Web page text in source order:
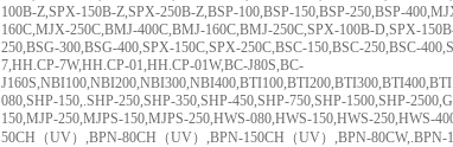
100B-Z,SPX-150B-Z,SPX-250B-Z,BSP-100,BSP-150,BSP-250,BSP-
160C,MJX-250C,BMJ-400C,BMJ-160C,BMJ-250C,SPX-100B-D,SPX-
250,BSG-300,BSG-400,SPX-150C,SPX-250C,BSC-150,BSC-250,BSC-
7,HH.CP-7W,HH.CP-01,HH.CP-01W,BC-J80S,BC-
080,SHP-150,.SHP-250,SHP-350,SHP-450,SHP-750,SHP-1500,SHP-
150,MJP-250,MJPS-150,MJPS-250,HWS-080,HWS-150,HWS-250,HWS-
50CH（UV）,BPN-80CH（UV）,BPN-150CH（UV）,BPN-